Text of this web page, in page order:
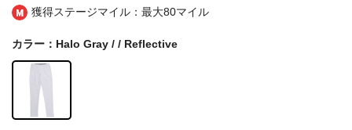
獲得ステージマイル：最大80マイル
カラー：Halo Gray / / Reflective